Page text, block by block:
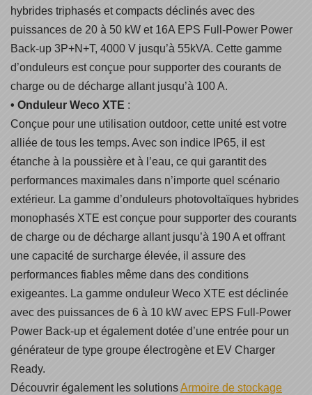
hybrides triphasés et compacts déclinés avec des
puissances de 20 à 50 kW et 16A EPS Full-Power Power
Back-up 3P+N+T, 4000 V jusqu’à 55kVA. Cette gamme
d’onduleurs est conçue pour supporter des courants de
charge ou de décharge allant jusqu’à 100 A.
• Onduleur Weco XTE :
Conçue pour une utilisation outdoor, cette unité est votre
alliée de tous les temps. Avec son indice IP65, il est
étanche à la poussière et à l’eau, ce qui garantit des
performances maximales dans n’importe quel scénario
extérieur. La gamme d’onduleurs photovoltaïques hybrides
monophasés XTE est conçue pour supporter des courants
de charge ou de décharge allant jusqu’à 190 A et offrant
une capacité de surcharge élevée, il assure des
performances fiables même dans des conditions
exigeantes. La gamme onduleur Weco XTE est déclinée
avec des puissances de 6 à 10 kW avec EPS Full-Power
Power Back-up et également dotée d’une entrée pour un
générateur de type groupe électrogène et EV Charger
Ready.
Découvrir également les solutionsArmoire de stockage